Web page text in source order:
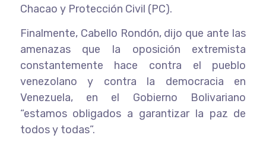
Chacao y Protección Civil (PC).
Finalmente, Cabello Rondón, dijo que ante las
amenazas que la oposición extremista
constantemente hace contra el pueblo
venezolano y contra la democracia en
Venezuela, en el Gobierno Bolivariano
“estamos obligados a garantizar la paz de
todos y todas”.